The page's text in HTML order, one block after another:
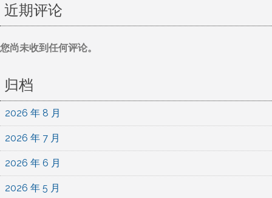
近期评论
您尚未收到任何评论。
归档
2026 年 8 月
2026 年 7 月
2026 年 6 月
2026 年 5 月